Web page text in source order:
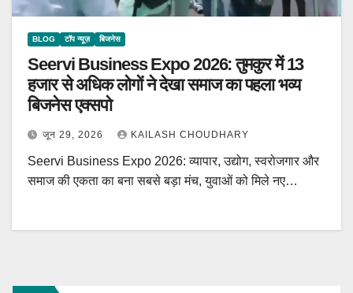
BLOG टॉप न्यूज़ बिजनेस
Seervi Business Expo 2026: तुमकुर में 13
हजार से अधिक लोगों ने देखा समाज का पहला भव्य
बिजनेस एक्सपो
जून 29, 2026 KAILASH CHOUDHARY
Seervi Business Expo 2026: व्यापार, उद्योग, स्वरोजगार और
समाज की एकता का बना सबसे बड़ा मंच, युवाओं को मिले नए…